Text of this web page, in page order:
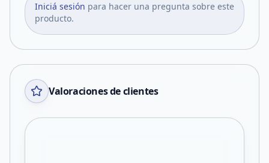
Iniciá sesión para hacer una pregunta sobre este
producto.
Valoraciones de clientes